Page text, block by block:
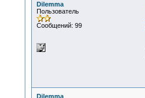
Dilemma
Пользователь
Сообщений: 99
Dilemma